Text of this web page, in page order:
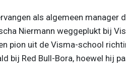
als algemeen manager
Niermann weggeplukt bij
pion uit de Visma-school
bij Red Bull-Bora, hoewel hij